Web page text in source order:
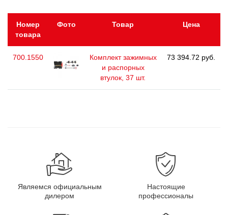
Номер
товара
Фото Товар Цена
700.1550
Комплект зажимных
и распорных
втулок, 37 шт.
73 394.72 руб.
Являемся официальным
дилером
Настоящие
профессионалы